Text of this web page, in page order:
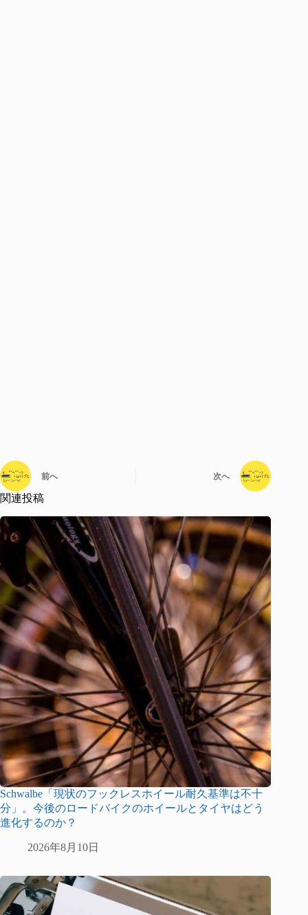
前へ 次へ
関連投稿
Schwalbe「現状のフックレスホイール耐久基準は不十
分」。今後のロードバイクのホイールとタイヤはどう
進化するのか？
2026年8月10日